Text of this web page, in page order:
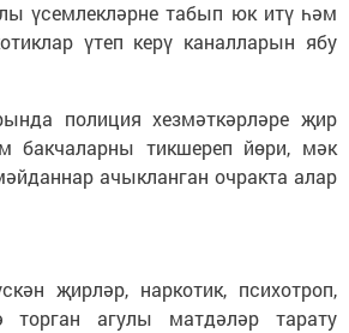
үсемлекләрне табып юк итү һәм
үтеп керү каналларын ябу
полиция хезмәткәрләре җир
бакчаларны тикшереп йөри, мәк
ачыкланган очракта алар
җирләр, наркотик, психотроп,
торган агулы матдәләр тарату